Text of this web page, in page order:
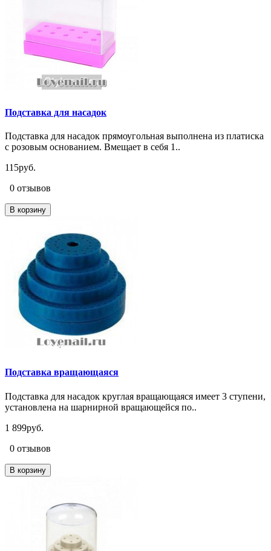
Подставка для насадок
Подставка для насадок прямоугольная выполнена из платиска
с розовым основанием. Вмещает в себя 1..
115руб.
0 отзывов
В корзину
Подставка вращающаяся
Подставка для насадок круглая вращающаяся имеет 3 ступени,
установлена на шарнирной вращающейся по..
1 899руб.
0 отзывов
В корзину